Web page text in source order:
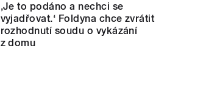
‚Je to podáno a nechci se
vyjadřovat.‘ Foldyna chce zvrátit
rozhodnutí soudu o vykázání
z domu